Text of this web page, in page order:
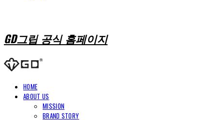
GD그립 공식 홈페이지
HOME
ABOUT US
MISSION
BRAND STORY